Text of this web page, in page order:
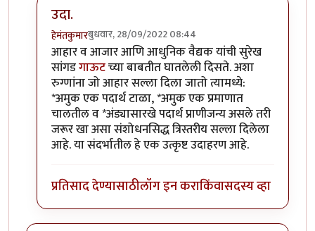
उदा.
हेमंतकुमारबुधवार, 28/09/2022 08:44
In reply toकुमारेक लेखन शैलीचा रोचक लेखby
आहार व आजार आणि आधुनिक वैद्यक यांची सुरेख
सांगडगाऊटच्या बाबतीत घातलेली दिसते. अशा
रुग्णांना जो आहार सल्ला दिला जातो त्यामध्ये:
*अमुक एक पदार्थ टाळा, *अमुक एक प्रमाणात
चालतील व *अंड्यासारखे पदार्थ प्राणीजन्य असले तरी
जरूर खा असा संशोधनसिद्ध त्रिस्तरीय सल्ला दिलेला
आहे. या संदर्भातील हे एक उत्कृष्ट उदाहरण आहे.
प्रतिसाद देण्यासाठीलॉग इन कराकिंवासदस्य व्हा